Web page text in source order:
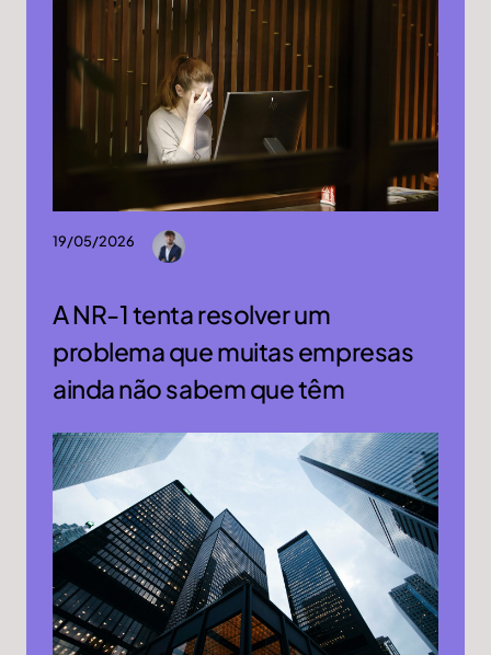
19/05/2026
A NR-1 tenta resolver um
problema que muitas empresas
ainda não sabem que têm